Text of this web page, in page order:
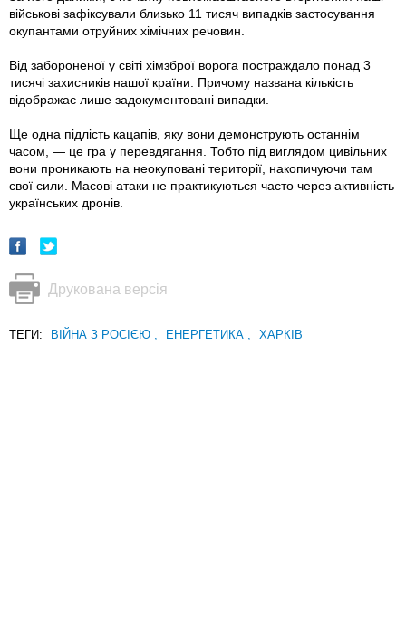
військові зафіксували близько 11 тисяч випадків застосування
окупантами отруйних хімічних речовин.
Від забороненої у світі хімзброї ворога постраждало понад 3
тисячі захисників нашої країни. Причому названа кількість
відображає лише задокументовані випадки.
Ще одна підлість кацапів, яку вони демонструють останнім
часом, — це гра у перевдягання. Тобто під виглядом цивільних
вони проникають на неокуповані території, накопичуючи там
свої сили. Масові атаки не практикуються часто через активність
українських дронів.
Друкована версія
ТЕГИ: ВІЙНА З РОСІЄЮ , ЕНЕРГЕТИКА , ХАРКІВ